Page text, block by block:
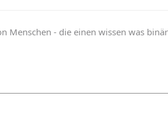
Menschen - die einen wissen was